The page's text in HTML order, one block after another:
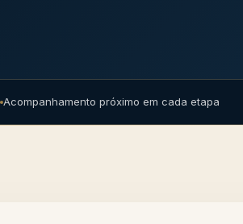
Acompanhamento próximo em cada etapa